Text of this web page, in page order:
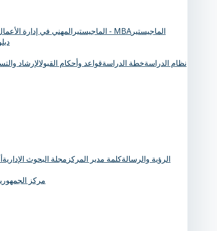
الماجيستيرالمهني في إدارة الأعمال - MBA الماجيستير
نظام الدراسةخطة الدراسةقواعد وأحكام القبولالإرشاد
الرؤية والرسالةكلمة مدير المركز مجلة البحوث الإدارية
مركز